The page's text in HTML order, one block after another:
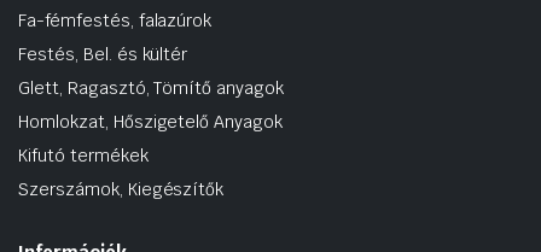
Fa-fémfestés, falazúrok
Festés, Bel. és kültér
Glett, Ragasztó, Tömítő anyagok
Homlokzat, Hőszigetelő Anyagok
Kifutó termékek
Szerszámok, Kiegészítők